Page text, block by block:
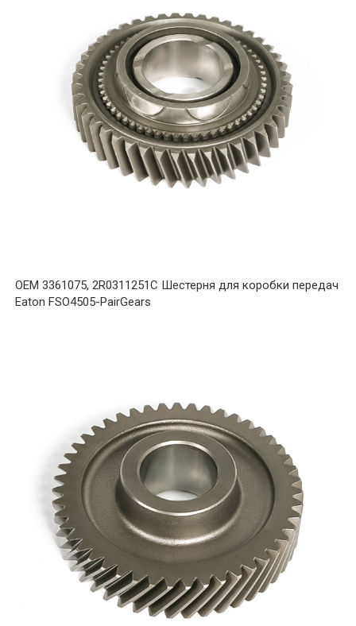
OEM 3361075, 2R0311251C Шестерня для коробки передач
Eaton FSO4505-PairGears